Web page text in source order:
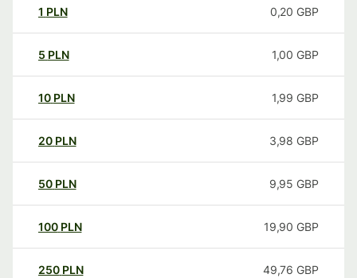
1 PLN 0,20 GBP
5 PLN 1,00 GBP
10 PLN 1,99 GBP
20 PLN 3,98 GBP
50 PLN 9,95 GBP
100 PLN 19,90 GBP
250 PLN 49,76 GBP